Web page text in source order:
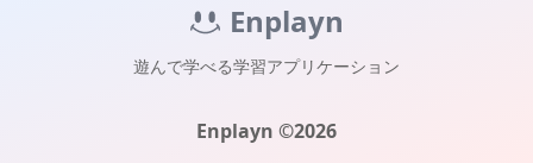
Enplayn
遊んで学べる学習アプリケーション
Enplayn ©2026